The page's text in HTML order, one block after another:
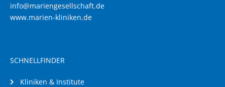
info@mariengesellschaft.de
www.marien-kliniken.de
SCHNELLFINDER
Kliniken & Institute